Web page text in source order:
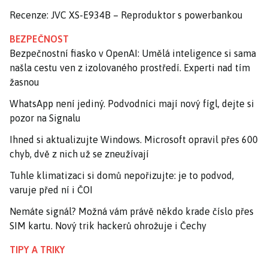
Recenze: JVC XS-E934B – Reproduktor s powerbankou
BEZPEČNOST
Bezpečnostní fiasko v OpenAI: Umělá inteligence si sama
našla cestu ven z izolovaného prostředí. Experti nad tím
žasnou
WhatsApp není jediný. Podvodníci mají nový fígl, dejte si
pozor na Signalu
Ihned si aktualizujte Windows. Microsoft opravil přes 600
chyb, dvě z nich už se zneužívají
Tuhle klimatizaci si domů nepořizujte: je to podvod,
varuje před ní i ČOI
Nemáte signál? Možná vám právě někdo krade číslo přes
SIM kartu. Nový trik hackerů ohrožuje i Čechy
TIPY A TRIKY